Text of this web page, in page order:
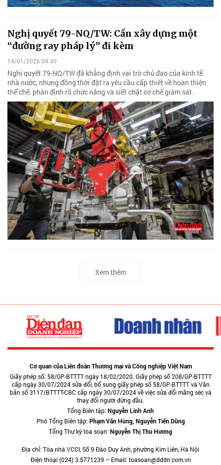
Nghị quyết 79-NQ/TW: Cần xây dựng một
“đường ray pháp lý” đi kèm
14/01/2026 04:30
Nghị quyết 79-NQ/TW đã khẳng định vai trò chủ đạo của kinh tế
nhà nước, nhưng đồng thời đặt ra yêu cầu cấp thiết về hoàn thiện
thể chế, phân định rõ chức năng và siết chặt cơ chế giám sát.
Xem thêm
Cơ quan của Liên đoàn Thương mại và Công nghiệp Việt Nam
Giấy phép số: 58/GP-BTTTT ngày 18/02/2020. Giấy phép số 208/GP-BTTTT
cấp ngày 30/07/2024 sửa đổi, bổ sung giấy phép số 58/GP-BTTTT và Văn
bản số 3117/BTTTT-CBC cấp ngày 30/07/2024 về việc sửa đổi măng séc và
thay đổi người đứng đầu.
Tổng Biên tập:Nguyễn Linh Anh
Phó Tổng Biên tập:Phạm Văn Hùng, Nguyễn Tiến Dũng
Tổng Thư ký tòa soạn:Nguyễn Thị Thu Hương
Địa chỉ: Tòa nhà VCCI, Số 9 Đào Duy Anh, phường Kim Liên, Hà Nội
Điện thoại (024) 3.5771239 – Email: toasoan@dddn.com.vn